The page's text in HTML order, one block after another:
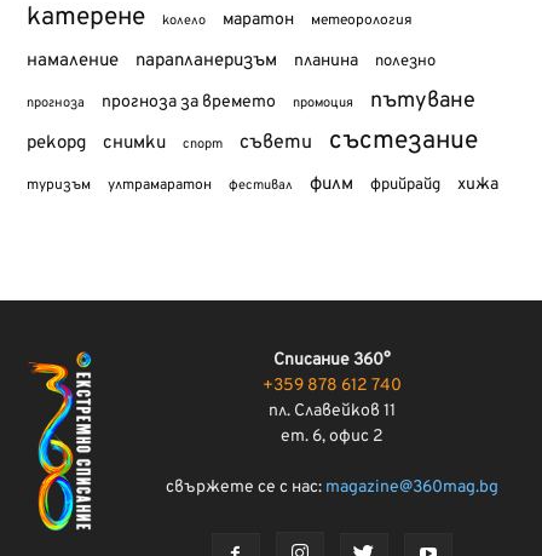
катерене колело маратон метеорология
намаление парапланеризъм планина полезно
прогноза прогноза за времето промоция пътуване
рекорд снимки спорт съвети състезание
туризъм ултрамаратон фестивал филм фрийрайд хижа
Списание 360°
+359 878 612 740
пл. Славейков 11
ет. 6, офис 2
свържете се с нас: magazine@360mag.bg